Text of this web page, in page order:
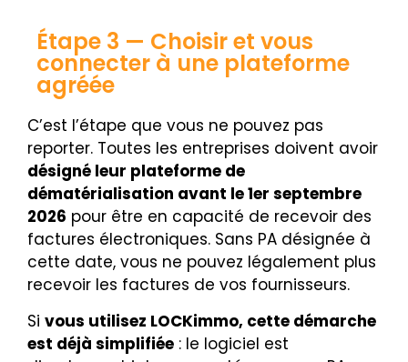
Étape 3 — Choisir et vous
connecter à une plateforme
agréée
C’est l’étape que vous ne pouvez pas
reporter. Toutes les entreprises doivent avoir
désigné leur plateforme de
dématérialisation avant le 1er septembre
2026 pour être en capacité de recevoir des
factures électroniques. Sans PA désignée à
cette date, vous ne pouvez légalement plus
recevoir les factures de vos fournisseurs.
Si vous utilisez LOCKimmo, cette démarche
est déjà simplifiée : le logiciel est